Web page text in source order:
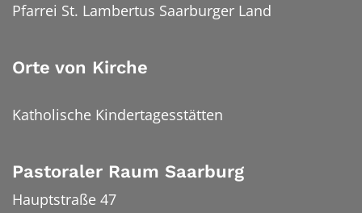
Pfarrei St. Lambertus Saarburger Land
Orte von Kirche
Katholische Kindertagesstätten
Pastoraler Raum Saarburg
Hauptstraße 47